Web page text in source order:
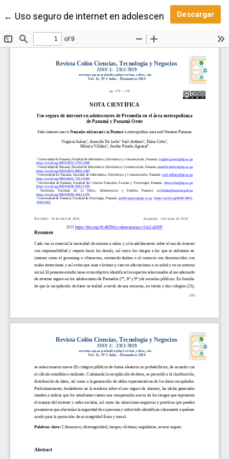
← Volver a los detalles del artículo
Uso seguro de internet en adolescentes deDescargar